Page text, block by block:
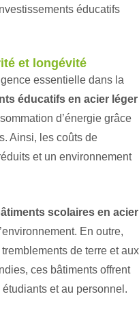
éducatifs
et longévité
essentielle dans la
éducatifs en acier léger
d’énergie grâce
Ainsi, les coûts de
et un environnement
scolaires en acier
En outre,
de terre et aux
ces bâtiments offrent
et au personnel.